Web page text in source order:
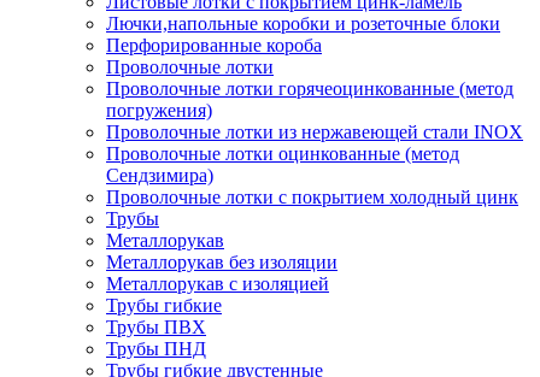
Лючки,напольные коробки и розеточные блоки
Перфорированные короба
Проволочные лотки
Проволочные лотки горячеоцинкованные (метод
погружения)
Проволочные лотки из нержавеющей стали INOX
Проволочные лотки оцинкованные (метод
Сендзимира)
Проволочные лотки с покрытием холодный цинк
Трубы
Металлорукав
Металлорукав без изоляции
Металлорукав с изоляцией
Трубы гибкие
Трубы ПВХ
Трубы ПНД
Трубы гибкие двустенные